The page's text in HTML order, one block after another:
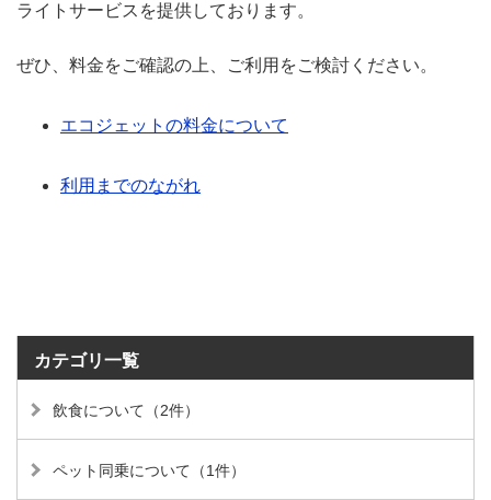
ライトサービスを提供しております。
ぜひ、料金をご確認の上、ご利用をご検討ください。
エコジェットの料金について
利用までのながれ
カテゴリ一覧
飲食について（2件）
ペット同乗について（1件）